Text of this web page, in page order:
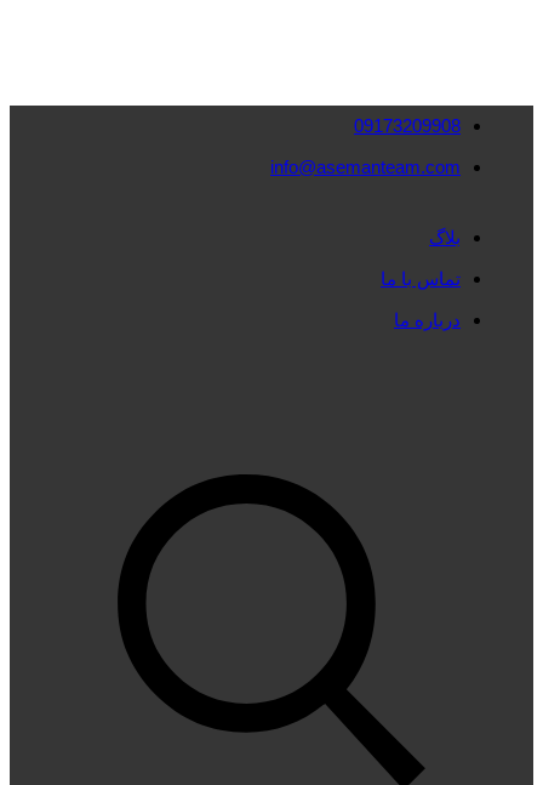
09173209908
info@asemanteam.com
بلاگ
تماس با ما
درباره ما